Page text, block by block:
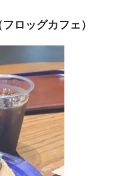
ロッグカフェ）